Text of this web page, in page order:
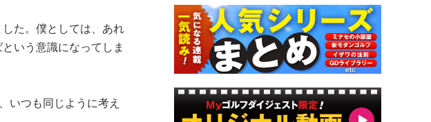
た。僕としては、あれ
いう意識になってしま
いつも同じように考え